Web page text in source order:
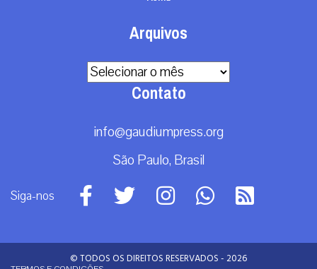
Arquivos
Arquivos
Contato
info@gaudiumpress.org
São Paulo, Brasil
Siga-nos
© TODOS OS DIREITOS RESERVADOS - 2026